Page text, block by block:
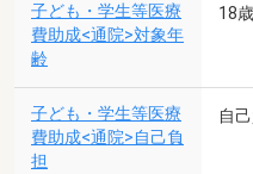
子ども・学生等医療
費助成<通院>対象年
齢
18
子ども・学生等医療
費助成<通院>自己負
担
自